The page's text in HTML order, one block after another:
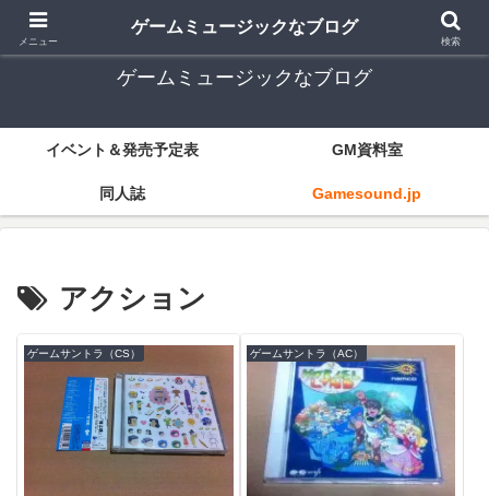
ゲーム音楽とレトロゲー中心
ゲームミュージックなブログ
イベント＆発売予定表 GM資料室
同人誌 Gamesound.jp
アクション
ゲームサントラ（CS） ゲームサントラ（AC）
メニュー
ゲームミュージックなブログ
検索